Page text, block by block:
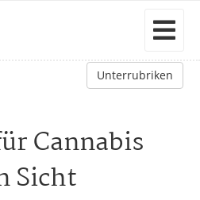
Unterrubriken
Cannabis
Sicht